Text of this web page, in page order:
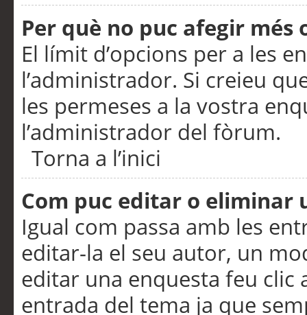
Per què no puc afegir més
El límit d’opcions per a les
l’administrador. Si creieu
les permeses a la vostra
l’administrador del fòrum.
Torna a l’inici
Com puc editar o eliminar
Igual com passa amb les
editar-la el seu autor, un
editar una enquesta feu clic
entrada del tema ja que